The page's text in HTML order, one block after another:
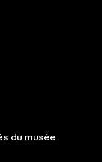
du musée